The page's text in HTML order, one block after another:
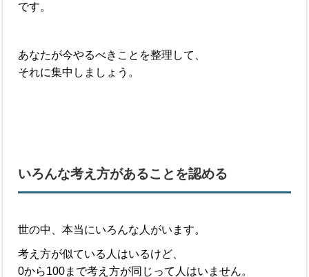
です。
あなたが今やるべきことを整理して、
それに集中しましょう。
いろんな考え方があることを認める
世の中、本当にいろんな人がいます。
考え方が似ている人はいるけど、
0から100まで考え方が同じって人はいません。